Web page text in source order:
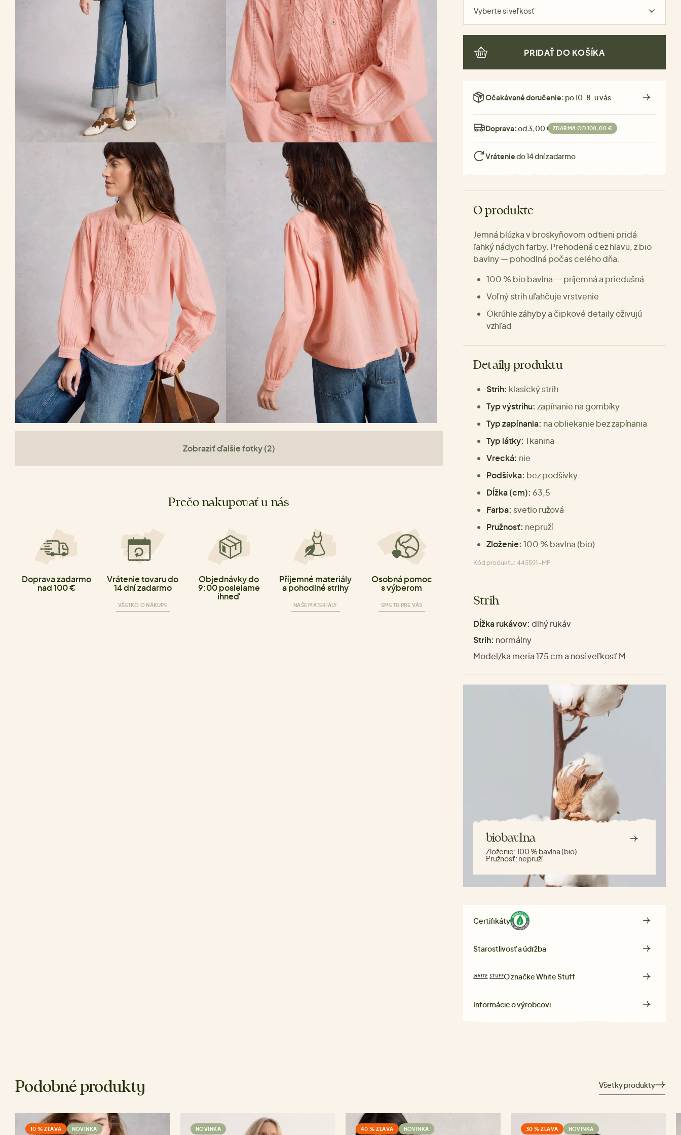
Zobraziť ďalšie fotky (2)
Prečo nakupovať u nás
Doprava zadarmo
nad 100 €
Vrátenie tovaru do
14 dní zadarmo
VŠETKO O NÁKUPE
Objednávky do
9:00 posielame
ihneď
Příjemné materiály
a pohodlné strihy
NAŠE MATERIÁLY
Osobná pomoc
s výberom
SME TU PRE VÁS
Vyberte si veľkosť
PRIDAŤ DO KOŠÍKA
Očakávané doručenie: po 10. 8. u vás
Doprava:od 3,00 € ZDARMA OD 100,00 €
Vráteniedo 14 dní zadarmo
O produkte
Jemná blúzka v broskyňovom odtieni pridá
ľahký nádych farby. Prehodená cez hlavu, z bio
bavlny — pohodlná počas celého dňa.
100 % bio bavlna — príjemná a priedušná
Voľný strih uľahčuje vrstvenie
Okrúhle záhyby a čipkové detaily oživujú
vzhľad
Detaily produktu
Strih: klasický strih
Typ výstrihu: zapínanie na gombíky
Typ zapínania: na obliekanie bez zapínania
Typ látky: Tkanina
Vrecká: nie
Podšívka: bez podšívky
Dĺžka (cm): 63,5
Farba: svetlo ružová
Pružnosť: nepruží
Zloženie: 100 % bavlna (bio)
Kód produktu: 445591-MP
Strih
Dĺžka rukávov: dlhý rukáv
Strih: normálny
Model/ka meria 175 cm a nosí veľkosť M
biobavlna
Zloženie:100 % bavlna (bio)
Pružnosť: nepruží
Certifikáty
Starostlivosť a údržba
O značkeWhite Stuff
Informácie o výrobcovi
Podobné produkty Všetky produkty
10 % ZĽAVA NOVINKA NOVINKA 40 % ZĽAVA NOVINKA 30 % ZĽAVA NOVINKA